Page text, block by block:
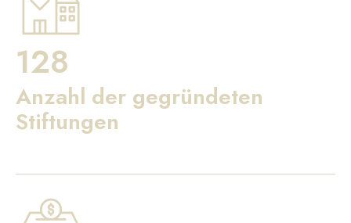
128
Anzahl der gegründeten
Stiftungen